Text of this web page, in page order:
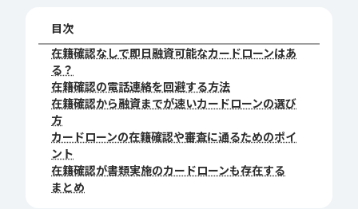
目次
在籍確認なしで即日融資可能なカードローンはあ
る？
在籍確認の電話連絡を回避する方法
在籍確認から融資までが速いカードローンの選び
方
カードローンの在籍確認や審査に通るためのポイ
ント
在籍確認が書類実施のカードローンも存在する
まとめ